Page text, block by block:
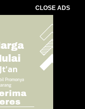
CLOSE ADS